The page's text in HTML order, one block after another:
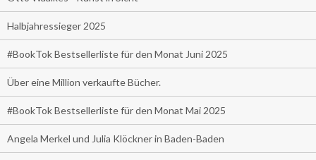
Halbjahressieger 2025
#BookTok Bestsellerliste für den Monat Juni 2025
Über eine Million verkaufte Bücher.
#BookTok Bestsellerliste für den Monat Mai 2025
Angela Merkel und Julia Klöckner in Baden-Baden